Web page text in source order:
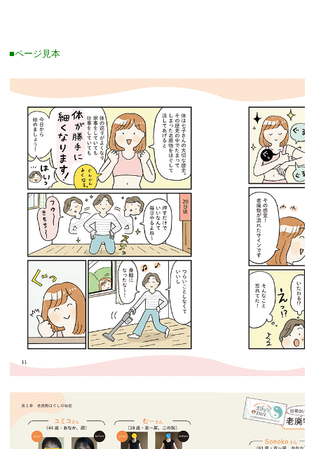
■ページ見本